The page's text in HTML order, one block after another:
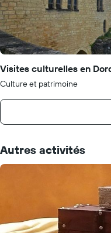
Visites culturelles en
Culture et patrimoine
Autres activités